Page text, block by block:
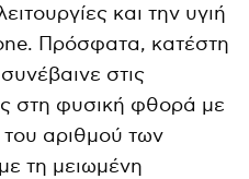
και την υγιή
Πρόσφατα, κατέστη
στις
στη φυσική φθορά με
αριθμού των
τη μειωμένη